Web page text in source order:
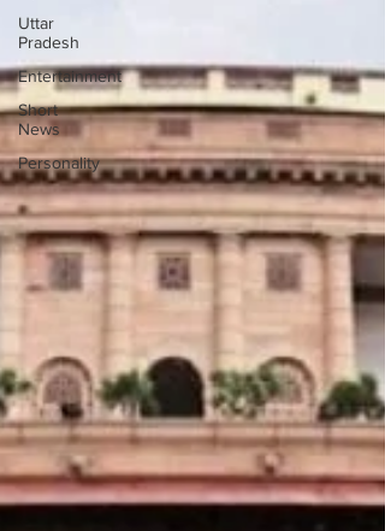
Uttar
Pradesh
Entertainment
Short
News
Personality